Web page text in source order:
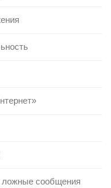
ложные сообщения